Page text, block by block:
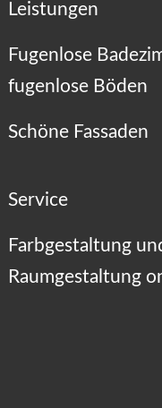
Leistungen
Fugenlose
fugenlose Böden
Schöne Fassaden
Service
Farbgestaltung
Raumgestaltung